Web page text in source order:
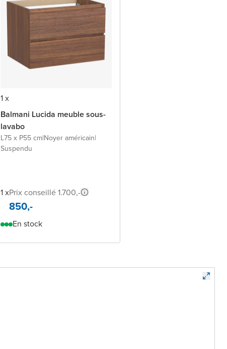
1 x
Balmani Lucida meuble sous-
lavabo
L75 x P55 cm|Noyer américain|
Suspendu
1 xPrix conseillé 1.700,-
850,-
En stock